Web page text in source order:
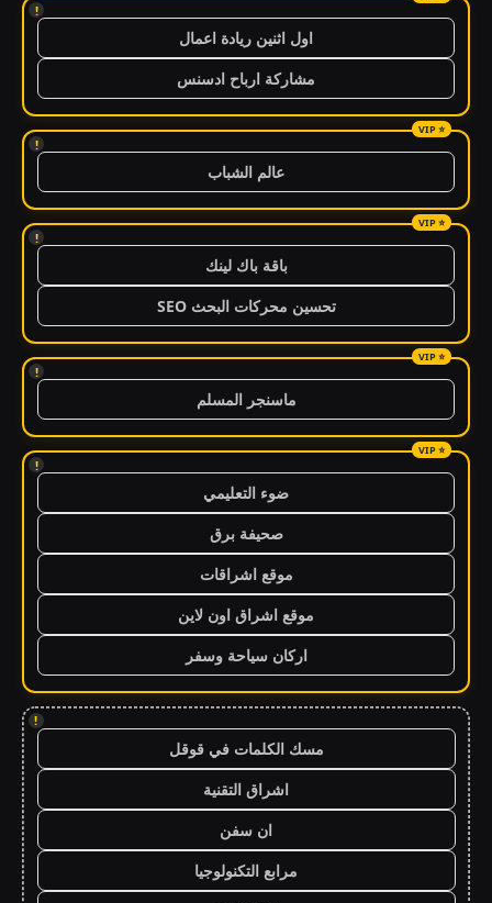
!
اول اثنين ريادة اعمال
مشاركة ارباح ادسنس
!
عالم الشباب
!
باقة باك لينك
تحسين محركات البحث SEO
!
ماسنجر المسلم
!
ضوء التعليمي
صحيفة برق
موقع اشراقات
موقع اشراق اون لاين
اركان سياحة وسفر
!
مسك الكلمات في قوقل
اشراق التقنية
ان سفن
مرابع التكنولوجيا